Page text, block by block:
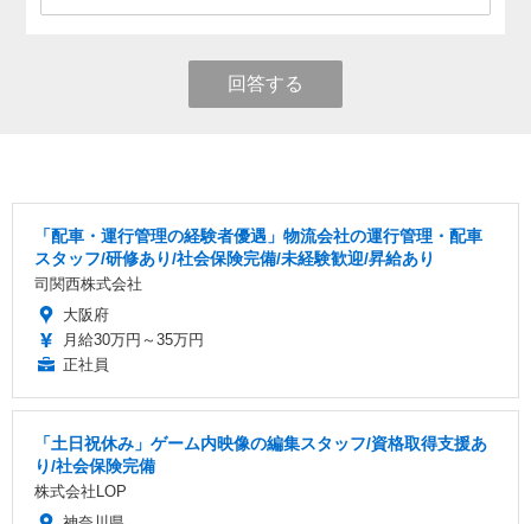
回答する
「配車・運行管理の経験者優遇」物流会社の運行管理・配車
スタッフ/研修あり/社会保険完備/未経験歓迎/昇給あり
司関西株式会社
大阪府
月給30万円～35万円
正社員
「土日祝休み」ゲーム内映像の編集スタッフ/資格取得支援あ
り/社会保険完備
株式会社LOP